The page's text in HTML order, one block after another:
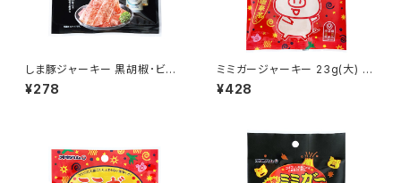
しま豚ジャーキー 黒胡椒･ビー
ル酵母入り 10g(小) オキハム
オリオンビール
¥278
ミミガージャーキー 23g(大) オ
キハム
¥428